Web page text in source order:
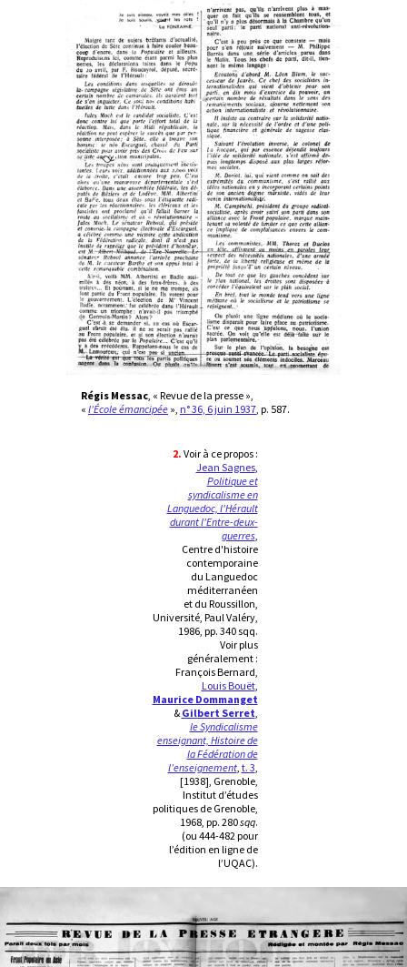
Régis Messac, « Revue de la presse »,
« l’École émancipée », n° 36, 6 juin 1937, p. 587.
2. Voir à ce propos :
Jean Sagnes,
Politique et
syndicalisme en
Languedoc, l'Hérault
durant l'Entre-deux-
guerres,
Centre d'histoire
contemporaine
du Languedoc
méditerranéen
et du Roussillon,
Université, Paul Valéry,
1986, pp. 340 sqq.
Voir plus
généralement :
François Bernard,
Louis Bouët,
Maurice Dommanget
&Gilbert Serret,
le Syndicalisme
enseignant, Histoire de
la Fédération de
l’enseignement, t. 3,
[1938], Grenoble,
Institut d’études
politiques de Grenoble,
1968, pp. 280sqq.
(ou 444-482 pour
l’édition en ligne de
l’UQAC).